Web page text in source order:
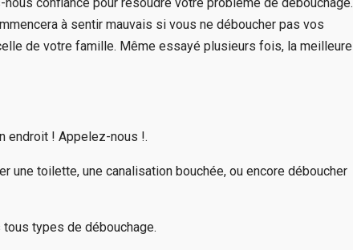
à sentir mauvais si vous ne déboucher pas vos
de votre famille. Même essayé plusieurs fois, la meilleure
endroit ! Appelez-nous !.
toilette, une canalisation bouchée, ou encore déboucher
types de débouchage.